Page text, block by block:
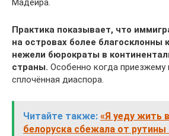
Мадейра.
Практика показывает, что
на островах более благосклонны
нежели бюрократы в
страны. Особенно когда приезжему
сплочённая диаспора.
Читайте также: «Я уеду жить
белоруска сбежала от рутины